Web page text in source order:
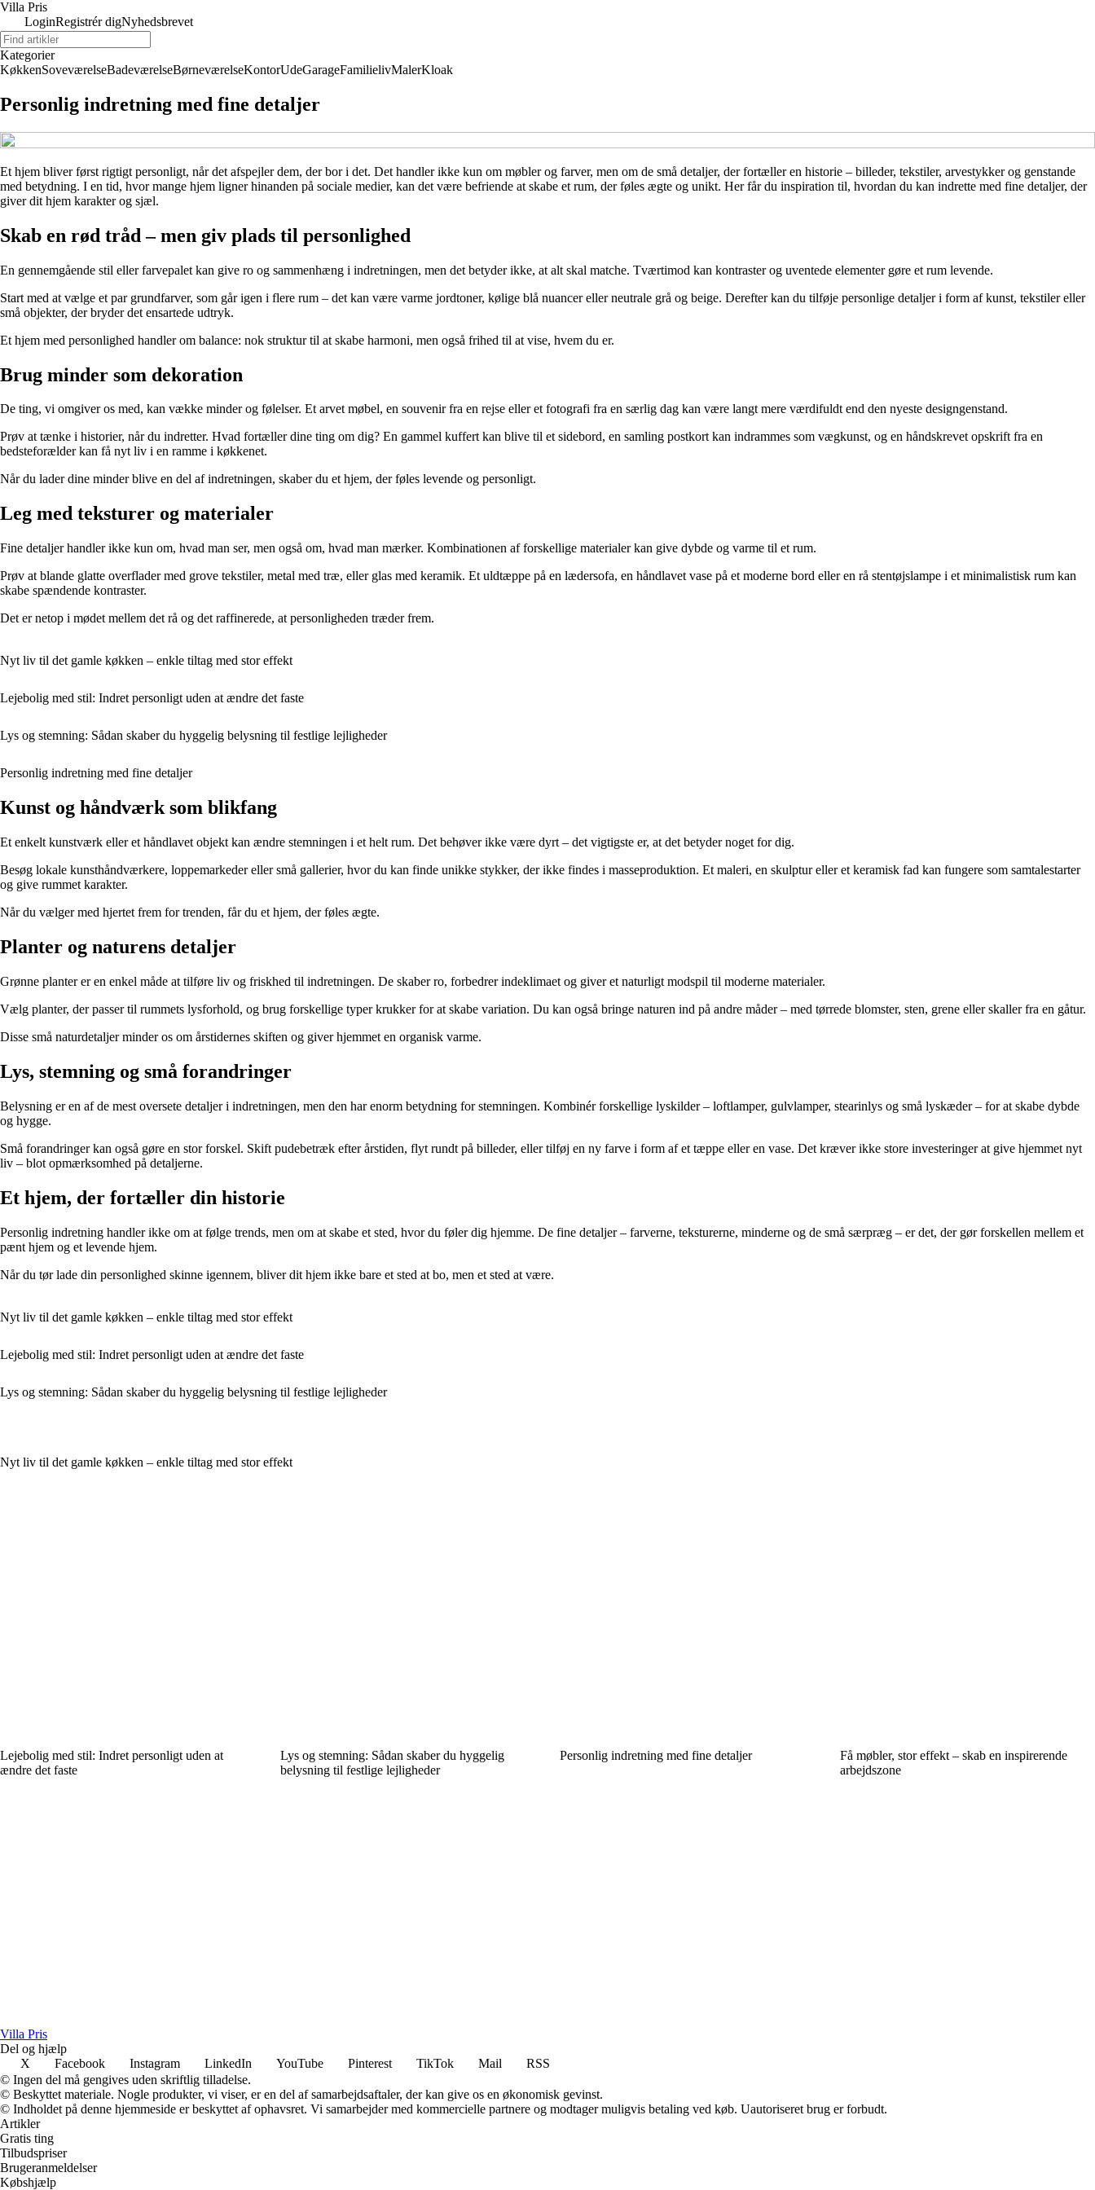
Villa Pris
LoginRegistrér digNyhedsbrevet
Kategorier
KøkkenSoveværelseBadeværelseBørneværelseKontorUdeGarageFamilielivMalerKloak
Personlig indretning med fine detaljer
Et hjem bliver først rigtigt personligt, når det afspejler dem, der bor i det. Det handler ikke kun om møbler og farver, men om de små detaljer, der fortæller en historie – billeder, tekstiler, arvestykker og genstande
med betydning. I en tid, hvor mange hjem ligner hinanden på sociale medier, kan det være befriende at skabe et rum, der føles ægte og unikt. Her får du inspiration til, hvordan du kan indrette med fine detaljer, der
giver dit hjem karakter og sjæl.
Skab en rød tråd – men giv plads til personlighed
En gennemgående stil eller farvepalet kan give ro og sammenhæng i indretningen, men det betyder ikke, at alt skal matche. Tværtimod kan kontraster og uventede elementer gøre et rum levende.
Start med at vælge et par grundfarver, som går igen i flere rum – det kan være varme jordtoner, kølige blå nuancer eller neutrale grå og beige. Derefter kan du tilføje personlige detaljer i form af kunst, tekstiler eller
små objekter, der bryder det ensartede udtryk.
Et hjem med personlighed handler om balance: nok struktur til at skabe harmoni, men også frihed til at vise, hvem du er.
Brug minder som dekoration
De ting, vi omgiver os med, kan vække minder og følelser. Et arvet møbel, en souvenir fra en rejse eller et fotografi fra en særlig dag kan være langt mere værdifuldt end den nyeste designgenstand.
Prøv at tænke i historier, når du indretter. Hvad fortæller dine ting om dig? En gammel kuffert kan blive til et sidebord, en samling postkort kan indrammes som vægkunst, og en håndskrevet opskrift fra en
bedsteforælder kan få nyt liv i en ramme i køkkenet.
Når du lader dine minder blive en del af indretningen, skaber du et hjem, der føles levende og personligt.
Leg med teksturer og materialer
Fine detaljer handler ikke kun om, hvad man ser, men også om, hvad man mærker. Kombinationen af forskellige materialer kan give dybde og varme til et rum.
Prøv at blande glatte overflader med grove tekstiler, metal med træ, eller glas med keramik. Et uldtæppe på en lædersofa, en håndlavet vase på et moderne bord eller en rå stentøjslampe i et minimalistisk rum kan
skabe spændende kontraster.
Det er netop i mødet mellem det rå og det raffinerede, at personligheden træder frem.
Nyt liv til det gamle køkken – enkle tiltag med stor effekt
Lejebolig med stil: Indret personligt uden at ændre det faste
Lys og stemning: Sådan skaber du hyggelig belysning til festlige lejligheder
Personlig indretning med fine detaljer
Kunst og håndværk som blikfang
Et enkelt kunstværk eller et håndlavet objekt kan ændre stemningen i et helt rum. Det behøver ikke være dyrt – det vigtigste er, at det betyder noget for dig.
Besøg lokale kunsthåndværkere, loppemarkeder eller små gallerier, hvor du kan finde unikke stykker, der ikke findes i masseproduktion. Et maleri, en skulptur eller et keramisk fad kan fungere som samtalestarter
og give rummet karakter.
Når du vælger med hjertet frem for trenden, får du et hjem, der føles ægte.
Planter og naturens detaljer
Grønne planter er en enkel måde at tilføre liv og friskhed til indretningen. De skaber ro, forbedrer indeklimaet og giver et naturligt modspil til moderne materialer.
Vælg planter, der passer til rummets lysforhold, og brug forskellige typer krukker for at skabe variation. Du kan også bringe naturen ind på andre måder – med tørrede blomster, sten, grene eller skaller fra en gåtur.
Disse små naturdetaljer minder os om årstidernes skiften og giver hjemmet en organisk varme.
Lys, stemning og små forandringer
Belysning er en af de mest oversete detaljer i indretningen, men den har enorm betydning for stemningen. Kombinér forskellige lyskilder – loftlamper, gulvlamper, stearinlys og små lyskæder – for at skabe dybde
og hygge.
Små forandringer kan også gøre en stor forskel. Skift pudebetræk efter årstiden, flyt rundt på billeder, eller tilføj en ny farve i form af et tæppe eller en vase. Det kræver ikke store investeringer at give hjemmet nyt
liv – blot opmærksomhed på detaljerne.
Et hjem, der fortæller din historie
Personlig indretning handler ikke om at følge trends, men om at skabe et sted, hvor du føler dig hjemme. De fine detaljer – farverne, teksturerne, minderne og de små særpræg – er det, der gør forskellen mellem et
pænt hjem og et levende hjem.
Når du tør lade din personlighed skinne igennem, bliver dit hjem ikke bare et sted at bo, men et sted at være.
Nyt liv til det gamle køkken – enkle tiltag med stor effekt
Lejebolig med stil: Indret personligt uden at ændre det faste
Lys og stemning: Sådan skaber du hyggelig belysning til festlige lejligheder
Nyt liv til det gamle køkken – enkle tiltag med stor effekt
Lejebolig med stil: Indret personligt uden at
ændre det faste
Lys og stemning: Sådan skaber du hyggelig
belysning til festlige lejligheder
Personlig indretning med fine detaljer
Få møbler, stor effekt – skab en inspirerende
arbejdszone
Villa Pris
Del og hjælp
X
Facebook Instagram LinkedIn YouTube Pinterest TikTok Mail
RSS
© Ingen del må gengives uden skriftlig tilladelse.
© Beskyttet materiale. Nogle produkter, vi viser, er en del af samarbejdsaftaler, der kan give os en økonomisk gevinst.
© Indholdet på denne hjemmeside er beskyttet af ophavsret. Vi samarbejder med kommercielle partnere og modtager muligvis betaling ved køb. Uautoriseret brug er forbudt.
Artikler
Gratis ting
Tilbudspriser
Brugeranmeldelser
Købshjælp